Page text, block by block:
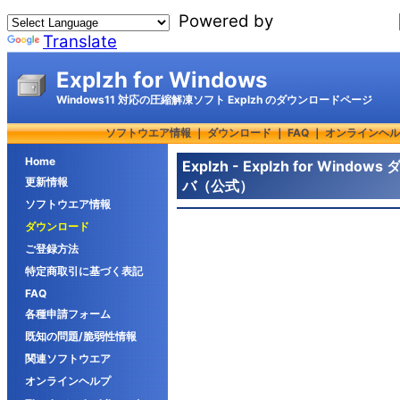
Powered by
Translate
Explzh for Windows
Windows11 対応の圧縮解凍ソフト Explzh のダウンロードページ
ソフトウエア情報｜ダウンロード｜FAQ｜オンラインヘ
Home
更新情報
ソフトウエア情報
ダウンロード
ご登録方法
特定商取引に基づく表記
FAQ
各種申請フォーム
既知の問題/脆弱性情報
関連ソフトウエア
オンラインヘルプ
Explzh - Explzh for Windows ダ
バ（公式）